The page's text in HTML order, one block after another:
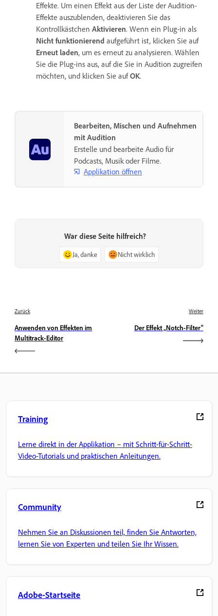
Effekte. Um einen Effekt aus der Liste der Audition-
Effekte auszublenden, deaktivieren Sie das
Kontrollkästchen Aktivieren. Wenn ein Plug-in als
Nicht funktionierend aufgeführt ist, klicken Sie auf
Erneut laden, um es erneut zu analysieren. Wählen
Sie die Plug-ins aus, auf die Sie in Audition zugreifen
möchten, und klicken Sie aufOK.
Bearbeiten, Mischen und Aufnehmen
mit Audition
Erstelle und bearbeite Audio für
Podcasts, Musik oder Filme.
Applikation öffnen
War diese Seite hilfreich?
Ja, danke Nicht wirklich
Zurück
Anwenden von Effekten im
Multitrack-Editor
Weiter
Der Effekt „Notch-Filter“
Training
Lerne direkt in der Applikation – mit Schritt-für-Schritt-
Video-Tutorials und praktischen Anleitungen.
Community
Nehmen Sie an Diskussionen teil, finden Sie Antworten,
lernen Sie von Experten und teilen Sie Ihr Wissen.
Adobe-Startseite